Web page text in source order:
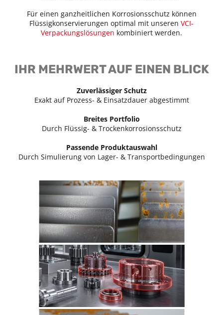
Für einen ganzheitlichen Korrosionsschutz können
Flüssigkonservierungen optimal mit unseren VCI-
Verpackungslösungen kombiniert werden.
IHR MEHRWERT AUF EINEN BLICK
Zuverlässiger Schutz
Exakt auf Prozess- & Einsatzdauer abgestimmt
Breites Portfolio
Durch Flüssig- & Trockenkorrosionsschutz
Passende Produktauswahl
Durch Simulierung von Lager- & Transportbedingungen